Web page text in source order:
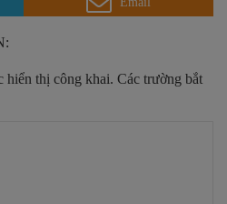
hiển thị công khai. Các trường bắt